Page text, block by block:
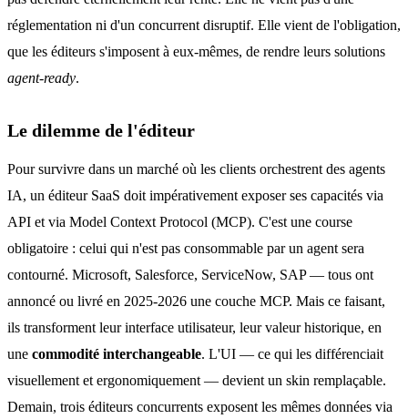
réglementation ni d'un concurrent disruptif. Elle vient de l'obligation,
que les éditeurs s'imposent à eux-mêmes, de rendre leurs solutions
agent-ready.
Le dilemme de l'éditeur
Pour survivre dans un marché où les clients orchestrent des agents
IA, un éditeur SaaS doit impérativement exposer ses capacités via
API et via Model Context Protocol (MCP). C'est une course
obligatoire : celui qui n'est pas consommable par un agent sera
contourné. Microsoft, Salesforce, ServiceNow, SAP — tous ont
annoncé ou livré en 2025-2026 une couche MCP. Mais ce faisant,
ils transforment leur interface utilisateur, leur valeur historique, en
une commodité interchangeable. L'UI — ce qui les différenciait
visuellement et ergonomiquement — devient un skin remplaçable.
Demain, trois éditeurs concurrents exposent les mêmes données via